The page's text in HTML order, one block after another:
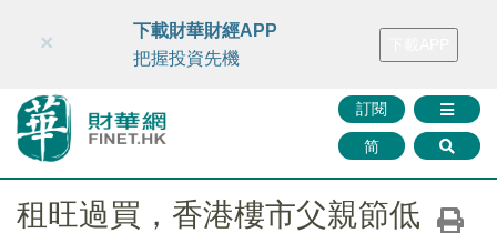
財華智庫網 FINTV FINMETA 財華證券 媒體矩陣
訂閱
简
×
下載財華財經APP
把握投資先機
租旺過買，香港樓市父親節低